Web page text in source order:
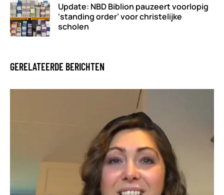
Update: NBD Biblion pauzeert voorlopig
‘standing order’ voor christelijke
scholen
GERELATEERDE BERICHTEN